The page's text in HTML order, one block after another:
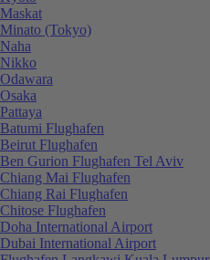
Maskat
Minato (Tokyo)
Naha
Nikko
Odawara
Osaka
Pattaya
Batumi Flughafen
Beirut Flughafen
Ben Gurion Flughafen Tel Aviv
Chiang Mai Flughafen
Chiang Rai Flughafen
Chitose Flughafen
Doha International Airport
Dubai International Airport